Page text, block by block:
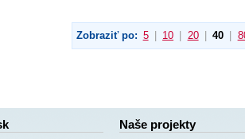
Zobraziť po: 5 10 20 40
Naše projekty